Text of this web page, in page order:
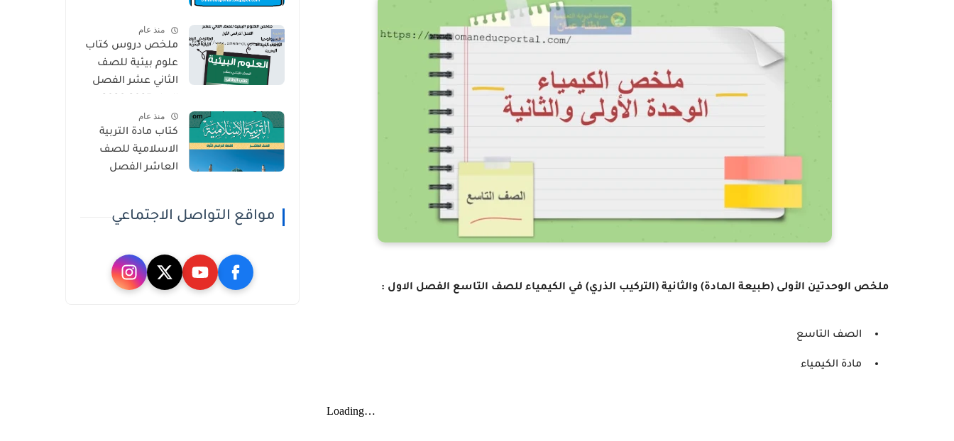
ملخص الوحدتين الأولى (طبيعة المادة) والثانية (التركيب الذري) في الكيمياء للصف التاسع الفصل الاول :
الصف التاسع
مادة الكيمياء
منذ عام
ملخص دروس كتاب
علوم بيئية للصف
الثاني عشر الفصل
منذ عام
كتاب مادة التربية
الاسلامية للصف
العاشر الفصل
مواقع التواصل الاجتماعي